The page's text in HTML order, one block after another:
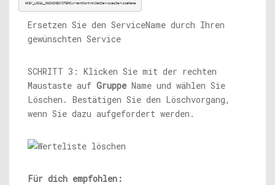
HKEY_LOCAL_MACHINESYSTEMCurrentControlSetServicesServiceName
Ersetzen Sie den ServiceName durch Ihren
gewünschten Service
SCHRITT 3: Klicken Sie mit der rechten
Maustaste auf Gruppe Name und wählen Sie
Löschen. Bestätigen Sie den Löschvorgang,
wenn Sie dazu aufgefordert werden.
Für dich empfohlen: